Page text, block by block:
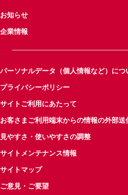
お知らせ
企業情報
パーソナルデータ（個人情報など）につ
プライバシーポリシー
サイトご利用にあたって
お客さまご利用端末からの情報の外部送
見やすさ・使いやすさの調整
サイトメンテナンス情報
サイトマップ
ご意見・ご要望